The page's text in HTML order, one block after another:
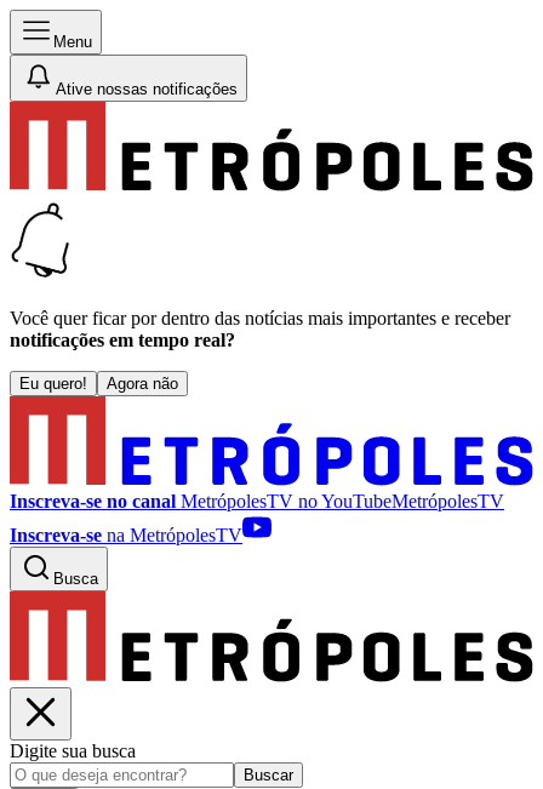
Menu
Ative nossas notificações
Você quer ficar por dentro das notícias mais importantes e receber
notificações em tempo real?
Eu quero! Agora não
Inscreva-se no canal MetrópolesTV noYouTubeMetrópolesTV
Inscreva-se na MetrópolesTV
Busca
Digite sua busca
Buscar